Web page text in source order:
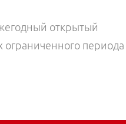
открытый
ограниченного периода